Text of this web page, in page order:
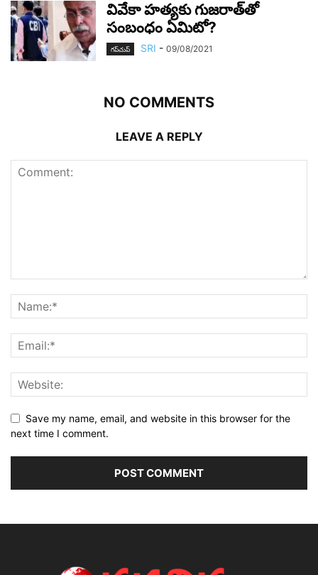
వివేకా హ‌త్య‌కు గుజ‌రాత్‌తో
సంబంధం ఏమిటో?
గ‌ప్‌చుప్ SRI - 09/08/2021
NO COMMENTS
LEAVE A REPLY
Save my name, email, and website in this browser for the
next time I comment.